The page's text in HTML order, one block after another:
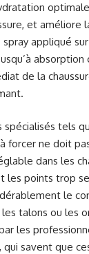
et améliore
appliqué
absorption
de la
spécialisés tels
forcer ne doit
dans les
les points trop
le
talons ou les
les
, qui savent que